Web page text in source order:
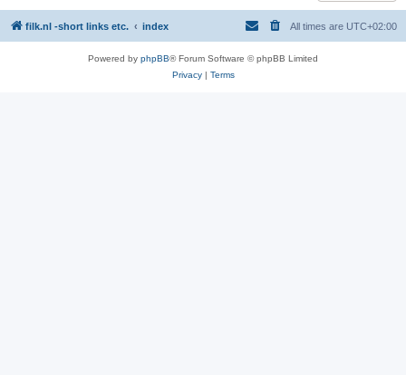
filk.nl -short links etc. index All times are UTC+02:00
Powered by phpBB® Forum Software © phpBB Limited
Privacy| Terms